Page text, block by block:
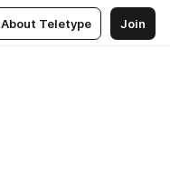
About Teletype Join